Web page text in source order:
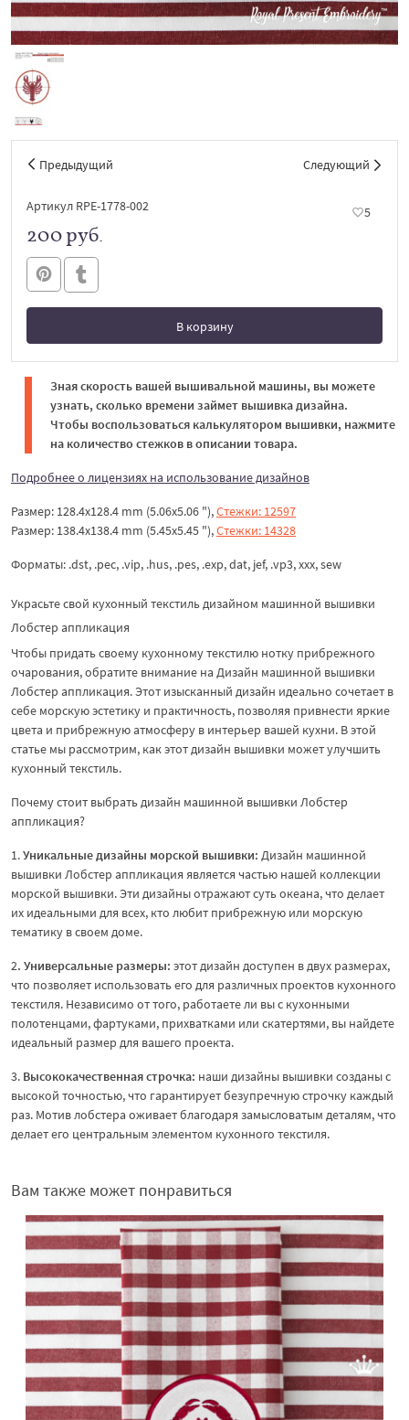
Предыдущий Следующий
Артикул RPE-1778-002 5
200 руб.
В корзину
В корзине
Зная скорость вашей вышивальной машины, вы можете
узнать, сколько времени займет вышивка дизайна.
Чтобы воспользоваться калькулятором вышивки, нажмите
на количество стежков в описании товара.
Подробнее о лицензиях на использование дизайнов
Размер: 128.4x128.4 mm (5.06x5.06 "),Стежки: 12597
Размер: 138.4x138.4 mm (5.45x5.45 "),Стежки: 14328
Форматы: .dst, .pec, .vip, .hus, .pes, .exp, dat, jef, .vp3, xxx, sew
Украсьте свой кухонный текстиль дизайном машинной вышивки
Лобстер аппликация
Чтобы придать своему кухонному текстилю нотку прибрежного
очарования, обратите внимание на Дизайн машинной вышивки
Лобстер аппликация. Этот изысканный дизайн идеально сочетает в
себе морскую эстетику и практичность, позволяя привнести яркие
цвета и прибрежную атмосферу в интерьер вашей кухни. В этой
статье мы рассмотрим, как этот дизайн вышивки может улучшить
кухонный текстиль.
Почему стоит выбрать дизайн машинной вышивки Лобстер
аппликация?
1.Уникальные дизайны морской вышивки: Дизайн машинной
вышивки Лобстер аппликация является частью нашей коллекции
морской вышивки. Эти дизайны отражают суть океана, что делает
их идеальными для всех, кто любит прибрежную или морскую
тематику в своем доме.
2. Универсальные размеры: этот дизайн доступен в двух размерах,
что позволяет использовать его для различных проектов кухонного
текстиля. Независимо от того, работаете ли вы с кухонными
полотенцами, фартуками, прихватками или скатертями, вы найдете
идеальный размер для вашего проекта.
3. Высококачественная строчка: наши дизайны вышивки созданы с
высокой точностью, что гарантирует безупречную строчку каждый
раз. Мотив лобстера оживает благодаря замысловатым деталям, что
делает его центральным элементом кухонного текстиля.
Вам также может понравиться